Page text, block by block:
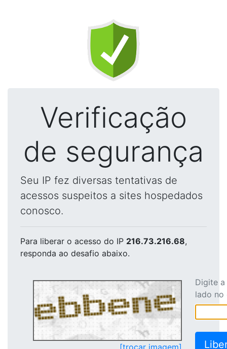
Verificação
de segurança
Seu IP fez diversas tentativas de
acessos suspeitos a sites hospedados
conosco.
Para liberar o acesso do IP 216.73.216.68,
responda ao desafio abaixo.
[trocar imagem]
Digite
lado no